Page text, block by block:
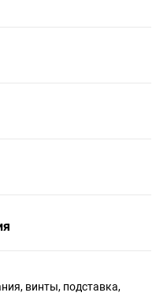
винты, подставка,